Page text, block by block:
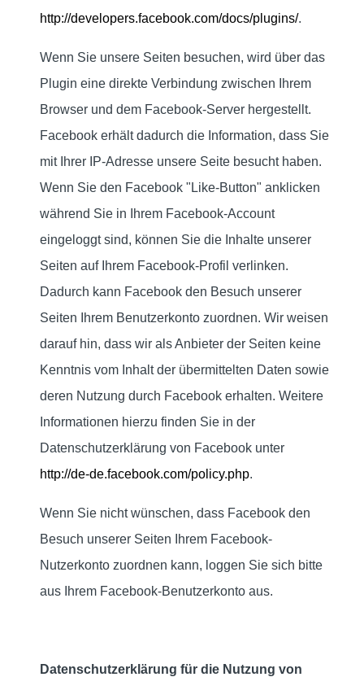
http://developers.facebook.com/docs/plugins/.
Wenn Sie unsere Seiten besuchen, wird über das
Plugin eine direkte Verbindung zwischen Ihrem
Browser und dem Facebook-Server hergestellt.
Facebook erhält dadurch die Information, dass Sie
mit Ihrer IP-Adresse unsere Seite besucht haben.
Wenn Sie den Facebook "Like-Button" anklicken
während Sie in Ihrem Facebook-Account
eingeloggt sind, können Sie die Inhalte unserer
Seiten auf Ihrem Facebook-Profil verlinken.
Dadurch kann Facebook den Besuch unserer
Seiten Ihrem Benutzerkonto zuordnen. Wir weisen
darauf hin, dass wir als Anbieter der Seiten keine
Kenntnis vom Inhalt der übermittelten Daten sowie
deren Nutzung durch Facebook erhalten. Weitere
Informationen hierzu finden Sie in der
Datenschutzerklärung von Facebook unter
http://de-de.facebook.com/policy.php.
Wenn Sie nicht wünschen, dass Facebook den
Besuch unserer Seiten Ihrem Facebook-
Nutzerkonto zuordnen kann, loggen Sie sich bitte
aus Ihrem Facebook-Benutzerkonto aus.
Datenschutzerklärung für die Nutzung von